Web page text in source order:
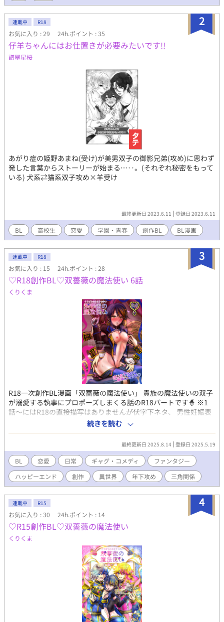
2
連載中 R18
お気に入り : 29 24h.ポイント : 35
仔羊ちゃんにはお仕置きが必要みたいです!!
譜翠星桜
あがり症の姫野あまね(受け)が美男双子の御影兄弟(攻め)に思わず
発した言葉からストーリーが始まる…‥。(それぞれ秘密をもって
いる) 犬系⇄猫系双子攻め×羊受け
最終更新日 2023.6.11 登録日 2023.6.11
BL 高校生 恋愛 学園・青春 創作BL BL漫画
3
連載中 R18
お気に入り : 15 24h.ポイント : 28
♡R18創作BL♡双薔薇の魔法使い 6話
くりくま
R18一次創作BL漫画「双薔薇の魔法使い」 貴族の魔法使いの双子
が溺愛する執事にプロポーズしまくる話のR18パートです🧙 ※1
話〜にはR18の直接描写はありませんが伏字下ネタ、 男性妊娠表
現があるためR15にしております。 こちらから読めます ♡R15創
作BL♡双薔薇の魔法使い
https://www.alphapolis.co.jp/manga/552458178/409921296
続きを読む
最終更新日 2025.8.14 登録日 2025.5.19
BL 恋愛 日常 ギャグ・コメディ
ファンタジー
ハッピーエンド
創作 異世界 年下攻め 三角関係
4
連載中 R15
お気に入り : 30 24h.ポイント : 14
♡R15創作BL♡双薔薇の魔法使い
くりくま